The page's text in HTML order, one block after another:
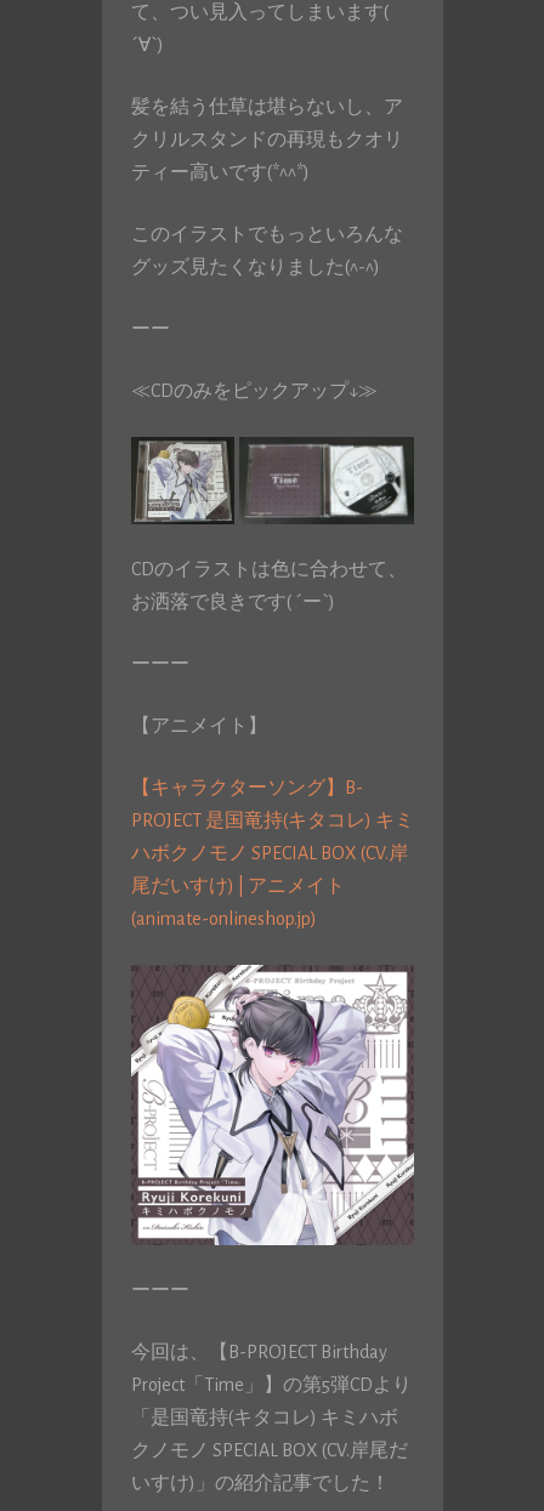
て、つい見入ってしまいます(
´∀`)
髪を結う仕草は堪らないし、ア
クリルスタンドの再現もクオリ
ティー高いです(*^^*)
このイラストでもっといろんな
グッズ見たくなりました(^-^)
ーー
≪CDのみをピックアップ↓≫
CDのイラストは色に合わせて、
お洒落で良きです( ´ー`)
ーーー
【アニメイト】
【キャラクターソング】B-
PROJECT 是国竜持(キタコレ) キミ
ハボクノモノ SPECIAL BOX (CV.岸
尾だいすけ) | アニメイト
(animate-onlineshop.jp)
ーーー
今回は、【B-PROJECT Birthday
Project「Time」】の第5弾CDより
「是国竜持(キタコレ) キミハボ
クノモノ SPECIAL BOX (CV.岸尾だ
いすけ)」の紹介記事でした！